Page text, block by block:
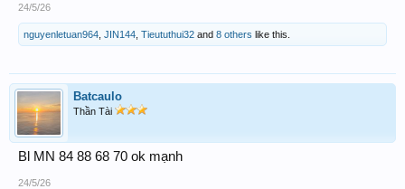
24/5/26
nguyenletuan964 JIN144 Tieututhui32 and 8 others like this.
Batcaulo
Thần Tài
Bl MN 84 88 68 70 ok mạnh
24/5/26